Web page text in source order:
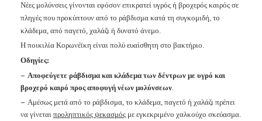
Νέες μολύνσεις γίνονται εφόσον επικρατεί υγρός ή βροχερός καιρός σε
πληγές που προκύπτουν από το ράβδισμα κατά τη συγκομιδή, το
κλάδεμα, από παγετό, χαλάζι ή δυνατό άνεμο.
Η ποικιλία Κορωνέϊκη είναι πολύ ευαίσθητη στο βακτήριο.
Οδηγίες:
− Αποφεύγετε ράβδισμα και κλάδεμα των δέντρων με υγρό και
βροχερό καιρό προς αποφυγή νέων μολύνσεων
− Αμέσως μετά από το ράβδισμα, το κλάδεμα, παγετό ή χαλάζι πρέπει
να γίνεται προληπτικός ψεκασμός με εγκεκριμένο χαλκούχο σκεύασμα.